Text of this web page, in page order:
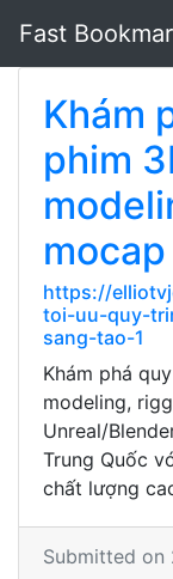
Fast
Khám
phim
mocap
https://
toi-uu-quy-
sang-tao-1
Khám phá
modeling,
Unreal/
Trung Quốc
chất lượng
Submitted on